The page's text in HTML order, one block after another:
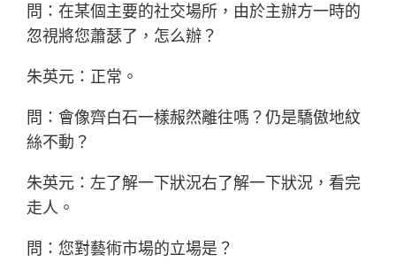
問：在某個主要的社交場所，由於主辦方一時的
忽視將您蕭瑟了，怎么辦？
朱英元：正常。
問：會像齊白石一樣赧然離往嗎？仍是驕傲地紋
絲不動？
朱英元：左了解一下狀況右了解一下狀況，看完
走人。
問：您對藝術市場的立場是？